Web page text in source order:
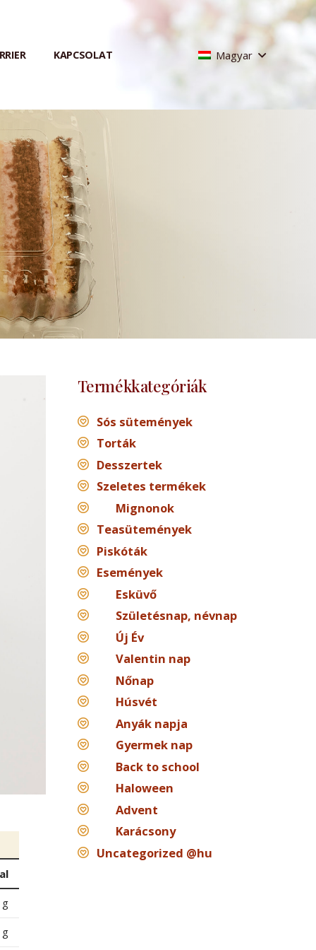
KAPCSOLAT Magyar
Termékkategóriák
Sós sütemények
Torták
Desszertek
Szeletes termékek
Mignonok
Teasütemények
Piskóták
Események
Esküvő
Születésnap, névnap
Új Év
Valentin nap
Nőnap
Húsvét
Anyák napja
Gyermek nap
Back to school
Haloween
Advent
Karácsony
Uncategorized @hu